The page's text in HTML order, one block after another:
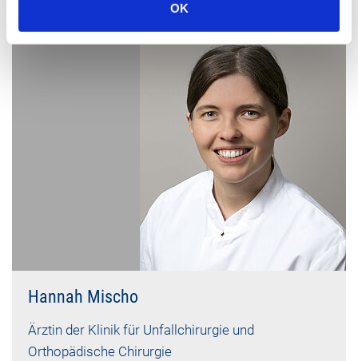
OK
Hannah Mischo
Ärztin der Klinik für Unfallchirurgie und
Orthopädische Chirurgie